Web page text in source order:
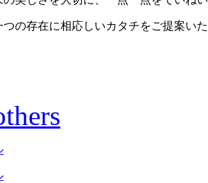
の存在に相応しいカタチをご提案い